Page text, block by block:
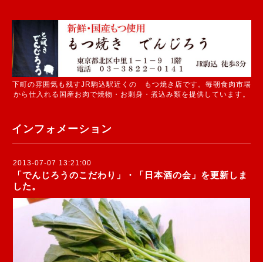
下町の雰囲気も残すJR駒込駅近くの もつ焼き店です。毎朝食肉市場
から仕入れる国産お肉で焼物・お刺身・煮込み類を提供しています。
インフォメーション
2013-07-07 13:21:00
「でんじろうのこだわり」・「日本酒の会」を更新しま
した。